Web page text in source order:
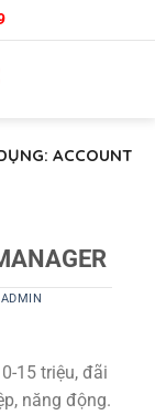
ACCOUNT
ADMIN
15 triệu, đãi
năng động.